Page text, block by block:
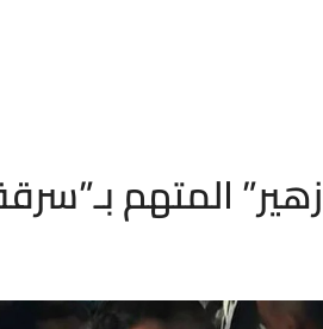
المتهم